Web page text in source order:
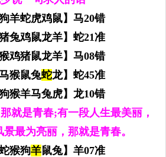
羊蛇虎鸡鼠】马20错
兔鸡鼠龙羊】蛇21准
鸡猪鼠龙羊】马08错
猴鼠兔蛇龙】蛇45准
猴羊马兔虎】龙10错
就是青春;有一段人生最美丽，
最为亮丽，那就是青春。
猴狗羊鼠兔】羊07准